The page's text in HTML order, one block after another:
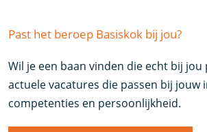
Past het beroep Basiskok bij jou?
Wil je een baan vinden die echt bij jou
actuele vacatures die passen bij jouw
competenties en persoonlijkheid.